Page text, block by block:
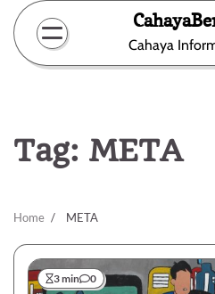
Skip
content
Cahaya
Tag: META
Home META
3 min 0